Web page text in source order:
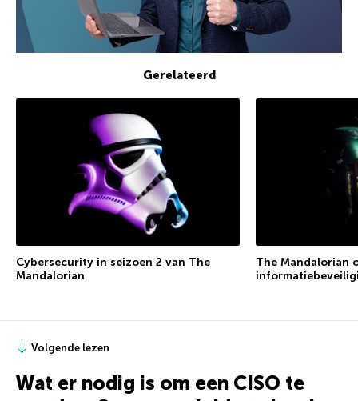
Gerelateerd
Cybersecurity in seizoen 2 van The
Mandalorian
The Mandalorian
Volgende lezen
Wat er nodig is om een CISO te